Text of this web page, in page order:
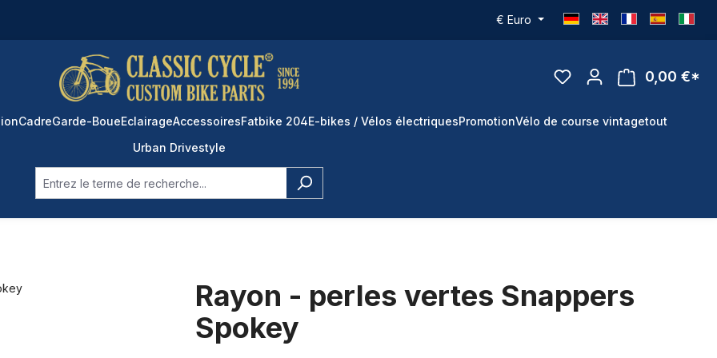
€ Euro
0,00 €*
CadreGarde-BoueEclairageAccessoiresFatbike 204E-bikes / Vélos électriquesPromotionVélo de course vintagetout
Urban Drivestyle
Rayon - perles vertes Snappers
Spokey